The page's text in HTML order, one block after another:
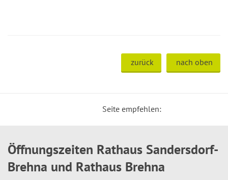
zurück nach oben
Seite empfehlen:
Öffnungszeiten Rathaus Sandersdorf-
Brehna und Rathaus Brehna